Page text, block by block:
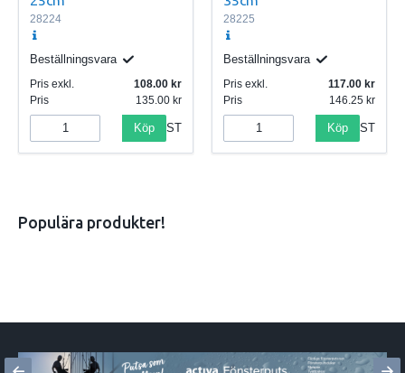
28224
Beställningsvara
Pris exkl.
108.00
Pris
135.00
Köp ST
28225
Beställningsvara
Pris exkl.
117.00
Pris
146.25
Köp ST
Populära produkter!